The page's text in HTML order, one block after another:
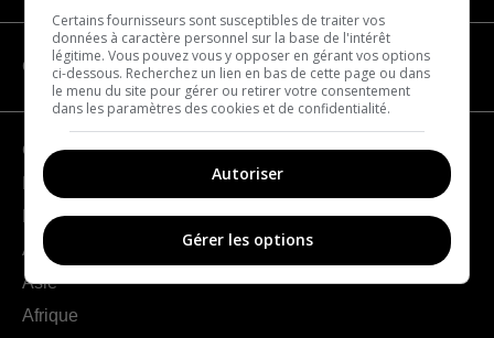
CATÉGORIES
Géographie
France
Europe
Amériques
Asie
Afrique
Certains fournisseurs sont susceptibles de traiter vos
données à caractère personnel sur la base de l'intérêt
légitime. Vous pouvez vous y opposer en gérant vos options
ci-dessous. Recherchez un lien en bas de cette page ou dans
le menu du site pour gérer ou retirer votre consentement
dans les paramètres des cookies et de confidentialité.
Autoriser
Gérer les options